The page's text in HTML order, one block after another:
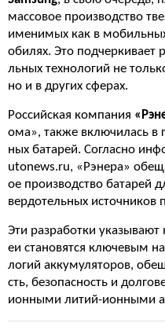
массовое производство
именимых как в
обилях. Это подчеркивает
льных технологий не
но и в других сферах.
Российская компания
ома», также включилась в
ных батарей. Согласно
utonews.ru, «Рэнера»
ое производство батарей
вердотельных источников
Эти разработки указывают
еи становятся ключевым
логий аккумуляторов,
сть, безопасность и
ионными литий-ионными